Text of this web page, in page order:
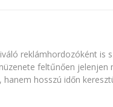
reklámhordozóként is
feltűnően jelenjen
hosszú időn